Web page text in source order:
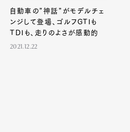
自動車の”神話”がモデルチェ
ンジして登場、ゴルフGTIも
TDIも、走りのよさが感動的
2021.12.22